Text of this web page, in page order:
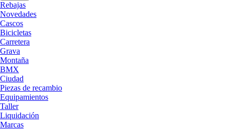
Rebajas
Novedades
Cascos
Bicicletas
Carretera
Grava
Montaña
BMX
Ciudad
Piezas de recambio
Equipamientos
Taller
Liquidación
Marcas